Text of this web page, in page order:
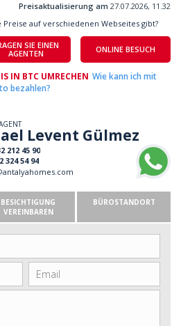
Preisaktualisierung am 27.07.2026, 11.32
SIE EINEN
AGENTEN
ONLINE BESUCH
auf verschiedenen Webseites gibt?
IN BTC UMRECHEN Wie kann ich mit
bezahlen?
Levent Gülmez
212 45 90
324 54 94
BESICHTIGUNG
VEREINBAREN
BÜROSTANDORT